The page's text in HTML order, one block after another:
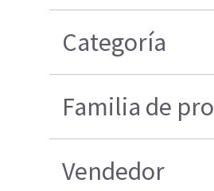
Categoría
Familia de
Vendedor